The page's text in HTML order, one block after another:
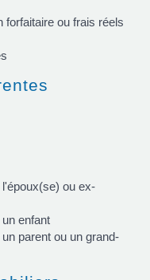
forfaitaire ou frais réels
ou ex-
enfant
parent ou un grand-